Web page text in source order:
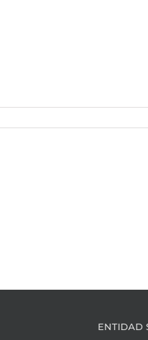
ENTIDAD